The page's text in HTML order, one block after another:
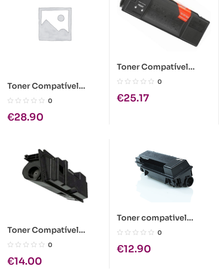
Toner Compatível
Epson C1100 Amarelo
0
€28.90
Toner Compatível
Kyocera TK-50 Preto
0
€25.17
Toner Compatível
Kyocera TK-120 Preto
0
€14.00
Toner compativel
Kyocera TK-140 Preto
0
€12.90